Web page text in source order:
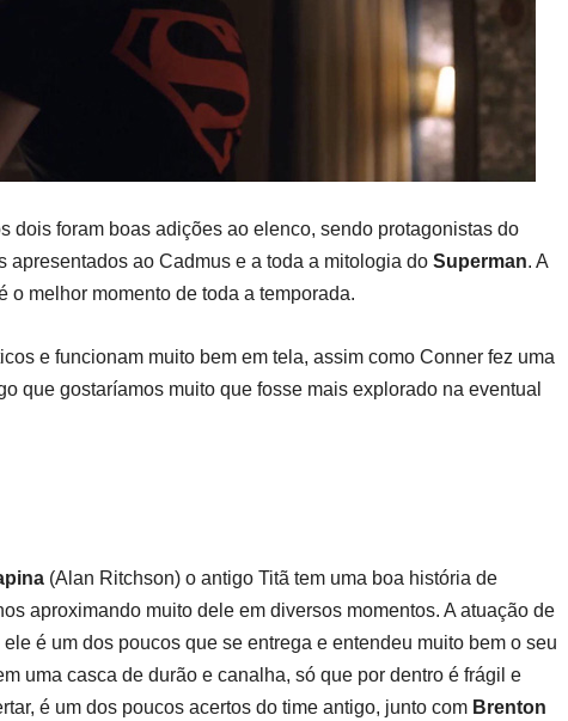
dois foram boas adições ao elenco, sendo protagonistas do
apresentados ao Cadmus e a toda a mitologia do Superman. A
o melhor momento de toda a temporada.
e funcionam muito bem em tela, assim como Conner fez uma
que gostaríamos muito que fosse mais explorado na eventual
(Alan Ritchson) o antigo Titã tem uma boa história de
aproximando muito dele em diversos momentos. A atuação de
é um dos poucos que se entrega e entendeu muito bem o seu
uma casca de durão e canalha, só que por dentro é frágil e
é um dos poucos acertos do time antigo, junto com Brenton